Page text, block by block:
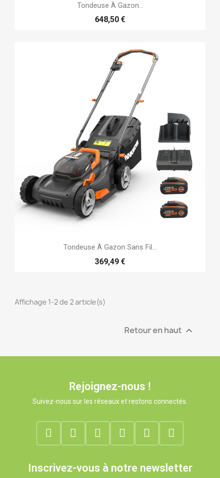
Tondeuse À Gazon...
648,50 €
Tondeuse À Gazon Sans Fil...
369,49 €
Affichage 1-2 de 2 article(s)
Retour en haut 
Rejoignez-nous !
Suivez-nous sur les réseaux et restons connectés.
Inscrivez-vous à notre newsletter